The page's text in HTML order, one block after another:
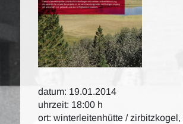
datum: 19.01.2014
uhrzeit: 18:00 h
ort: winterleitenhütte / zirbitzkogel,